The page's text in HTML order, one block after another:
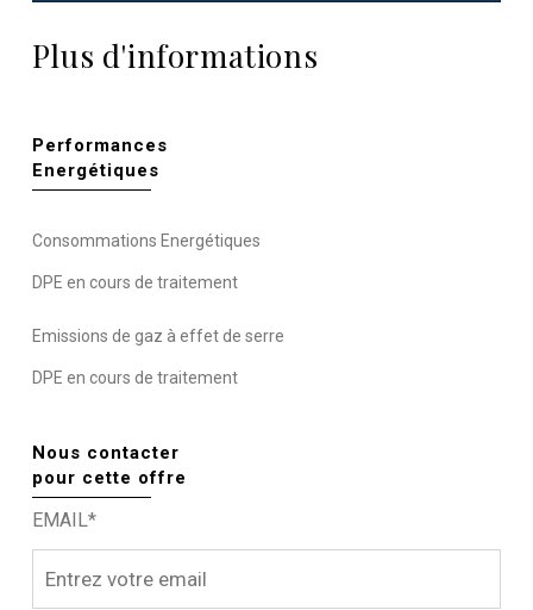
Plus d'informations
Performances
Energétiques
Consommations Energétiques
DPE en cours de traitement
Emissions de gaz à effet de serre
DPE en cours de traitement
Nous contacter
pour cette offre
EMAIL*